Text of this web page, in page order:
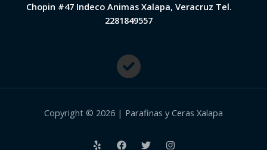
Chopin #47 Indeco Animas Xalapa, Veracruz Tel.
2281849557
Copyright © 2026 | Parafinas y Ceras Xalapa